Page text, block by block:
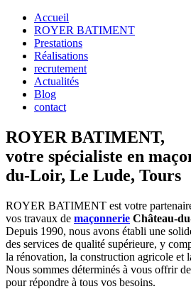
Accueil
ROYER BATIMENT
Prestations
Réalisations
recrutement
Actualités
Blog
contact
ROYER BATIMENT,
votre spécialiste en
du-Loir, Le Lude, Tours
ROYER BATIMENT est votre
vos travaux de maçonnerie Château-
Depuis 1990, nous avons établi une
des services de qualité supérieure, y
la rénovation, la construction agricole et
Nous sommes déterminés à vous offrir
pour répondre à tous vos besoins.